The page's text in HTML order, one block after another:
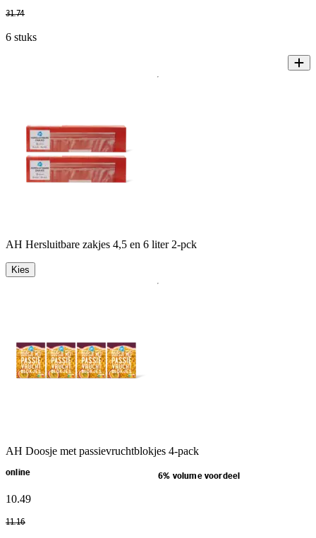
31.74
6 stuks
AH Hersluitbare zakjes 4,5 en 6 liter 2-pck
Kies
AH Doosje met passievruchtblokjes 4-pack
online 6% volume voordeel
10.49
11.16